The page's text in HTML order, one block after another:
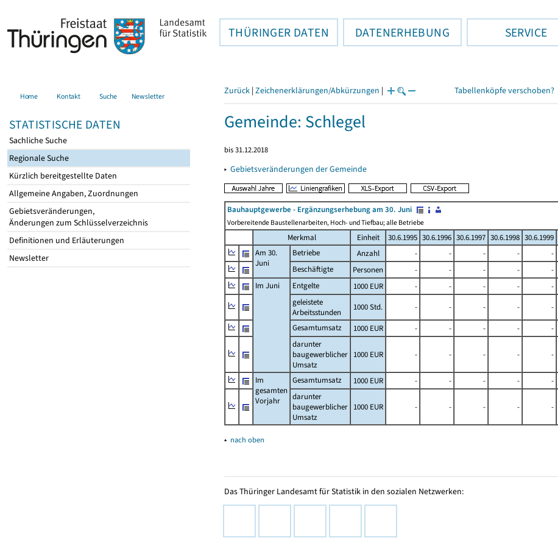
THÜRINGER DATEN DATENERHEBUNG SERVICE
Home Kontakt Suche Newsletter
STATISTISCHE DATEN
Sachliche Suche
Regionale Suche
Kürzlich bereitgestellte Daten
Allgemeine Angaben, Zuordnungen
Gebietsveränderungen,
Änderungen zum Schlüsselverzeichnis
Definitionen und Erläuterungen
Newsletter
Zurück | Zeichenerklärungen/Abkürzungen | Tabellenköpfe verschoben?
Gemeinde: Schlegel
bis 31.12.2018
▸ Gebietsveränderungen der Gemeinde
Bauhauptgewerbe - Ergänzungserhebung am 30. Juni
Vorbereitende Baustellenarbeiten, Hoch- und Tiefbau; alle Betriebe
Merkmal Einheit 30.6.1995 30.6.1996 30.6.1997 30.6.1998 30.6.1999
Am 30.
Juni
Betriebe Anzahl - - - - -
Beschäftigte
Personen - - - - -
Im Juni
Entgelte 1000 EUR - - - - -
geleistete
Arbeitsstunden
1000 Std. - - - - -
Gesamtumsatz
1000 EUR - - - - -
darunter
baugewerblicher
Umsatz
1000 EUR - - - - -
Im
gesamten
Vorjahr
Gesamtumsatz 1000 EUR - - - - -
darunter
baugewerblicher
Umsatz
1000 EUR - - - - -
▴ nach oben
Das Thüringer Landesamt für Statistik in den sozialen Netzwerken: